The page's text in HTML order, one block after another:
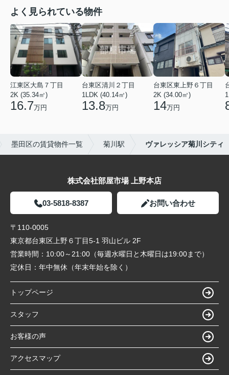
よく見られている物件
江東区大島７丁目
2K (35.34㎡)
16.7万円
台東区清川２丁目
1LDK (40.14㎡)
13.8万円
台東区東上野６丁目
2K (34.00㎡)
14万円
墨田区の賃貸物件一覧 菊川駅 ヴァレッシア菊川シティ
株式会社部屋市場 上野本店
03-5818-8387 お問い合わせ
〒110-0005
東京都台東区上野６丁目5-1 羽山ビル 2F
営業時間： 10:00～21:00（毎週水曜日と木曜日は19:00まで）
定休日： 年中無休（年末年始を除く）
トップページ
スタッフ
お客様の声
アクセスマップ